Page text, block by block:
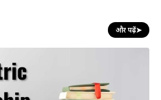
और पढ़ें➤